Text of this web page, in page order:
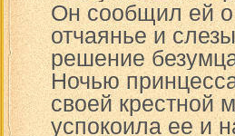
Он сообщил ей
отчаянье и
решение
Ночью
своей крестной
успокоила ее и